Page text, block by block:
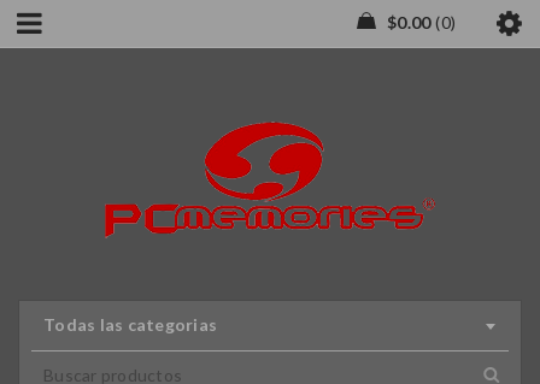
$0.00 0
Todas las categorias